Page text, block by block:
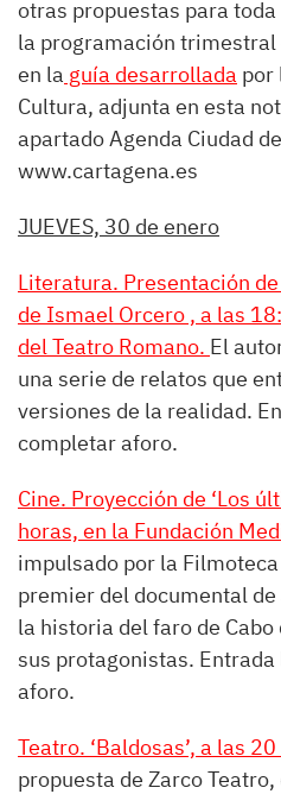
otras propuestas para
la programación
en la guía desarrollada por
Cultura, adjunta en esta
apartado Agenda Ciudad
www.cartagena.es
JUEVES, 30 de enero
Literatura. Presentación de
de Ismael Orcero , a las
del Teatro Romano. El
una serie de relatos que
versiones de la realidad.
completar aforo.
Cine. Proyección de ‘Los
horas, en la Fundación
impulsado por la
premier del documental
la historia del faro de
sus protagonistas.
aforo.
Teatro. ‘Baldosas’, a las
propuesta de Zarco